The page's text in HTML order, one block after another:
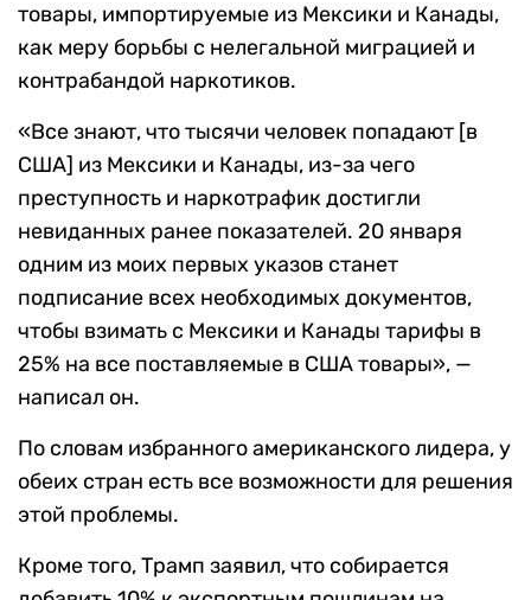
товары, импортируемые из Мексики и Канады,
как меру борьбы с нелегальной миграцией и
контрабандой наркотиков.
«Все знают, что тысячи человек попадают [в
США] из Мексики и Канады, из-за чего
преступность и наркотрафик достигли
невиданных ранее показателей. 20 января
одним из моих первых указов станет
подписание всех необходимых документов,
чтобы взимать с Мексики и Канады тарифы в
25% на все поставляемые в США товары», —
написал он.
По словам избранного американского лидера, у
обеих стран есть все возможности для решения
этой проблемы.
Кроме того, Трамп заявил, что собирается